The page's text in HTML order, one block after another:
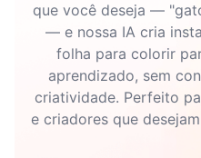
que você deseja —
— e nossa IA cria
folha para colorir
aprendizado, sem
criatividade. Perfeito
e criadores que